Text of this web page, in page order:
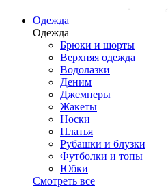
Одежда
Одежда
Брюки и шорты
Верхняя одежда
Водолазки
Деним
Джемперы
Жакеты
Носки
Платья
Рубашки и блузки
Футболки и топы
Юбки
Смотреть все